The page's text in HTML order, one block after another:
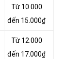
Từ 10.000
đến 15.000₫
Từ 12.000
đến 17.000₫